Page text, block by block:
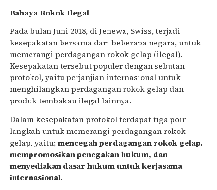
Bahaya Rokok Ilegal
Pada bulan Juni 2018, di Jenewa, Swiss, terjadi
kesepakatan bersama dari beberapa negara, untuk
memerangi perdagangan rokok gelap (ilegal).
Kesepakatan tersebut populer dengan sebutan
protokol, yaitu perjanjian internasional untuk
menghilangkan perdagangan rokok gelap dan
produk tembakau ilegal lainnya.
Dalam kesepakatan protokol terdapat tiga poin
langkah untuk memerangi perdagangan rokok
gelap, yaitu;mencegah perdagangan rokok gelap,
mempromosikan penegakan hukum, dan
menyediakan dasar hukum untuk kerjasama
internasional.